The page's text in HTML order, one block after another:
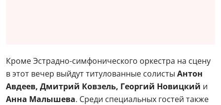
Кроме Эстрадно-симфонического оркестра на сцену
в этот вечер выйдут титулованные солисты Антон
Авдеев, Дмитрий Ковзель, Георгий Новицкий и
Анна Малышева. Среди специальных гостей также